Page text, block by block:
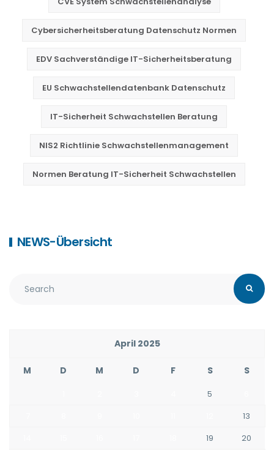
Cybersicherheitsberatung Datenschutz Normen
EDV Sachverständige IT-Sicherheitsberatung
EU Schwachstellendatenbank Datenschutz
IT-Sicherheit Schwachstellen Beratung
NIS2 Richtlinie Schwachstellenmanagement
Normen Beratung IT-Sicherheit Schwachstellen
NEWS-Übersicht
April 2025
M D M D F S S
5
13
19 20